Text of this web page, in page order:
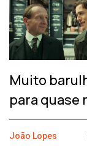
Muito
para quase
João Lopes